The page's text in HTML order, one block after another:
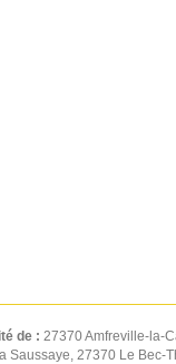
de : 27370 Amfreville-la-
Saussaye, 27370 Le Bec-